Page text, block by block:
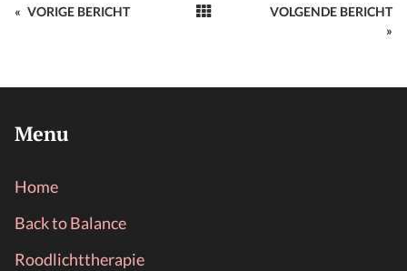
« VORIGE BERICHT
VOLGENDE BERICHT
»
Menu
Home
Back to Balance
Roodlichttherapie